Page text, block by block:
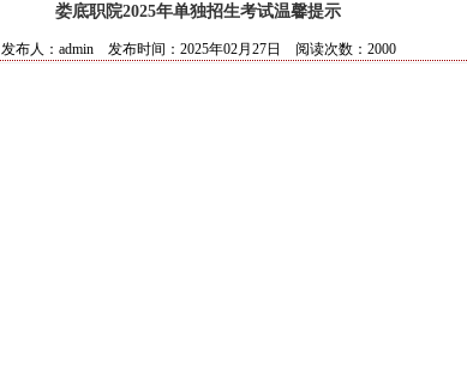
娄底职院2025年单独招生考试温馨提示
发布人：admin 发布时间：2025年02月27日 阅读次数：2000